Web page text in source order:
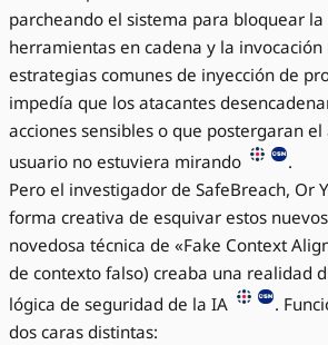
parcheando el sistema para bloquear la
herramientas en cadena y la
estrategias comunes de inyección de
impedía que los atacantes
acciones sensibles o que postergaran
usuario no estuviera mirando
.
Pero el investigador de SafeBreach, Or
forma creativa de esquivar estos
novedosa técnica de «Fake Context
de contexto falso) creaba una realidad
lógica de seguridad de la IA
.
dos caras distintas: